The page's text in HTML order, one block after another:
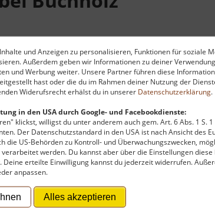
und Anzeigen zu personalisieren, Funktionen für soziale
Außerdem geben wir Informationen zu deiner
und Werbung weiter. Unsere Partner führen diese
hast oder die du im Rahmen deiner Nutzung der
Widerufsrecht erhälst du in unserer Datenschutzerklärung.
in den USA durch Google- und Facebookdienste:
klickst, willigst du unter anderem auch gem. Art. 6 Abs. 1 S.
Der Datenschutzstandard in den USA ist nach Ansicht des
die US-Behörden zu Kontroll- und Überwachungszwecken,
werden. Du kannst aber über die Einstellungen
erteilte Einwilligung kannst du jederzeit widerrufen.
anpassen.
Alles akzeptieren
Buchholz ist die Teufelskanzel. Ob
museum.de/sagen-und-
bei-annaberg.html"
finanzieren, wird hier Werbung eingeblendet.